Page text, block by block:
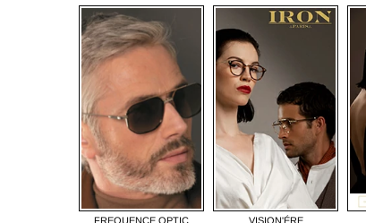
FREQUENCE OPTIC
VISION'ÉRE